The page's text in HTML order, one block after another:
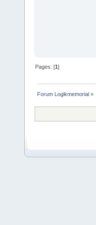
Pages: [1]
Forum Logikmemorial »